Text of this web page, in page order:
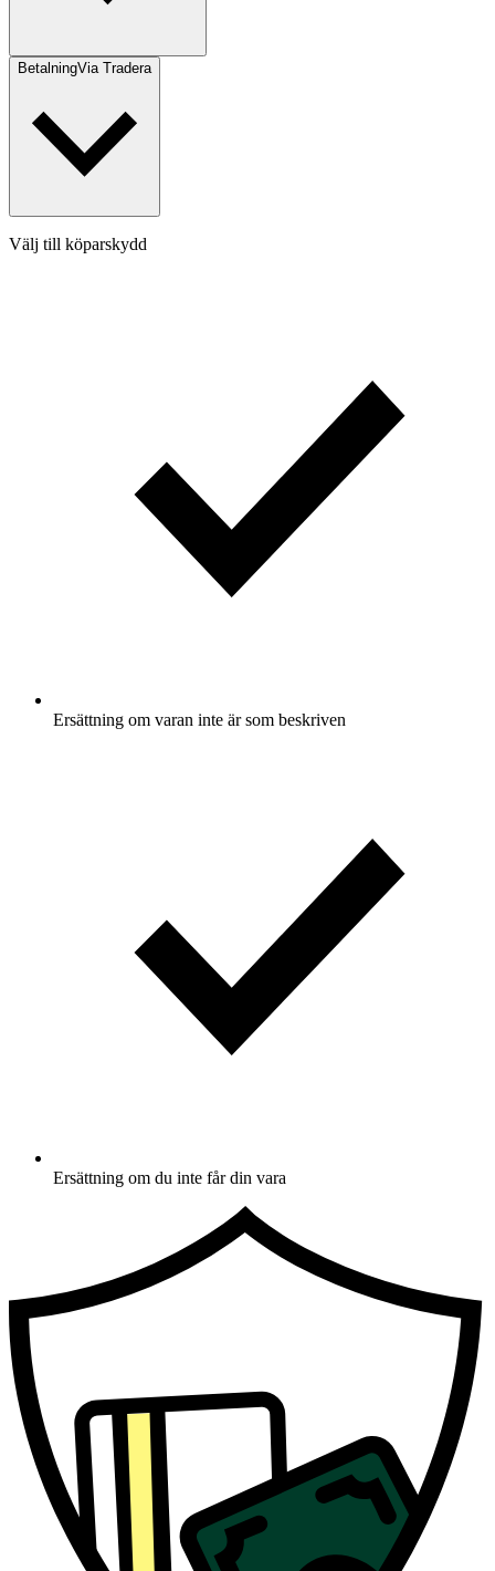
BetalningVia Tradera
Välj till köparskydd
Ersättning om varan inte är som beskriven
Ersättning om du inte får din vara